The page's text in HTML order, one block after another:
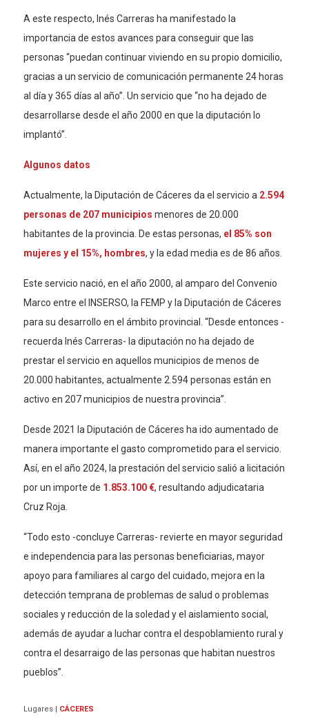
A este respecto, Inés Carreras ha manifestado la
importancia de estos avances para conseguir que las
personas “puedan continuar viviendo en su propio domicilio,
gracias a un servicio de comunicación permanente 24 horas
al día y 365 días al año”. Un servicio que “no ha dejado de
desarrollarse desde el año 2000 en que la diputación lo
implantó”.
Algunos datos
Actualmente, la Diputación de Cáceres da el servicio a2.594
personas de 207 municipios menores de 20.000
habitantes de la provincia. De estas personas, el 85% son
mujeres y el 15%, hombres, y la edad media es de 86 años.
Este servicio nació, en el año 2000, al amparo del Convenio
Marco entre el INSERSO, la FEMP y la Diputación de Cáceres
para su desarrollo en el ámbito provincial. “Desde entonces -
recuerda Inés Carreras- la diputación no ha dejado de
prestar el servicio en aquellos municipios de menos de
20.000 habitantes, actualmente 2.594 personas están en
activo en 207 municipios de nuestra provincia”.
Desde 2021 la Diputación de Cáceres ha ido aumentado de
manera importante el gasto comprometido para el servicio.
Así, en el año 2024, la prestación del servicio salió a licitación
por un importe de 1.853.100 €, resultando adjudicataria
Cruz Roja.
“Todo esto -concluye Carreras- revierte en mayor seguridad
e independencia para las personas beneficiarias, mayor
apoyo para familiares al cargo del cuidado, mejora en la
detección temprana de problemas de salud o problemas
sociales y reducción de la soledad y el aislamiento social,
además de ayudar a luchar contra el despoblamiento rural y
contra el desarraigo de las personas que habitan nuestros
pueblos”.
Lugares CÁCERES